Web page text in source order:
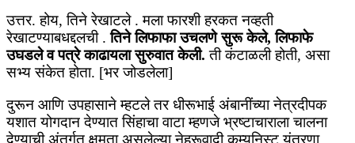
उत्तर. होय, तिने रेखाटले . मला फारशी हरकत नव्हती
रेखाटण्याबधद्दलची .तिने लिफाफा उचलणे सुरू केले, लिफाफे
उघडले व पत्रे काढायला सुरुवात केली. ती कंटाळली होती, असा
सभ्य संकेत होता. [भर जोडलेला]
दुरून आणि उपहासाने म्हटले तर धीरूभाई अंबानींच्या नेत्रदीपक
यशात योगदान देण्यात सिंहाचा वाटा म्हणजे भ्रष्टाचाराला चालना
देण्याची अंतर्गत क्षमता असलेल्या नेहरूवादी कम्युनिस्ट यंत्रणा